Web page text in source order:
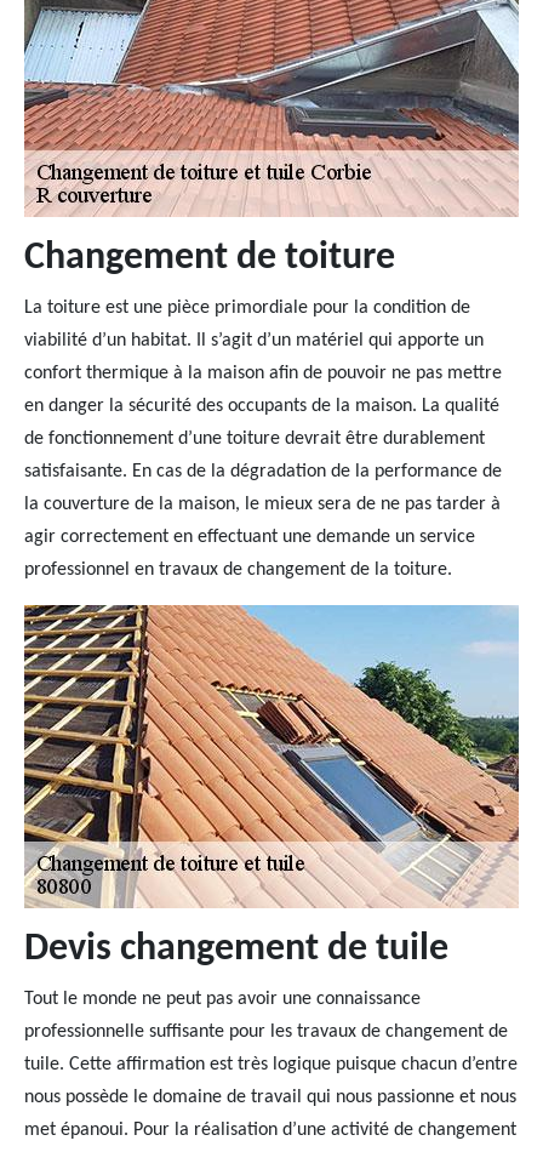
Changement de toiture
La toiture est une pièce primordiale pour la condition de
viabilité d’un habitat. Il s’agit d’un matériel qui apporte un
confort thermique à la maison afin de pouvoir ne pas mettre
en danger la sécurité des occupants de la maison. La qualité
de fonctionnement d’une toiture devrait être durablement
satisfaisante. En cas de la dégradation de la performance de
la couverture de la maison, le mieux sera de ne pas tarder à
agir correctement en effectuant une demande un service
professionnel en travaux de changement de la toiture.
Devis changement de tuile
Tout le monde ne peut pas avoir une connaissance
professionnelle suffisante pour les travaux de changement de
tuile. Cette affirmation est très logique puisque chacun d’entre
nous possède le domaine de travail qui nous passionne et nous
met épanoui. Pour la réalisation d’une activité de changement